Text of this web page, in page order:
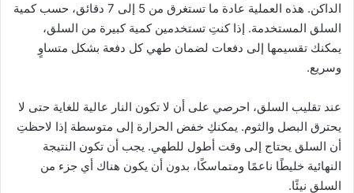
الداكن. هذه العملية عادة ما تستغرق من 5 إلى 7 دقائق، حسب كمية
السلق المستخدمة. إذا كنتِ تستخدمين كمية كبيرة من السلق،
يمكنك تقسيمها إلى دفعات لضمان طهي كل دفعة بشكل متساوٍ
وسريع.
عند تقليب السلق، احرصي على أن لا تكون النار عالية للغاية حتى لا
يحترق البصل والثوم. يمكنكِ خفض الحرارة إلى متوسطة إذا لاحظتِ
أن السلق يحتاج إلى وقت أطول للطهي. يجب أن تكون النتيجة
النهائية خليطًا ناعمًا ومتماسكًا، بدون أن يكون هناك أي جزء من
السلق نيئًا.